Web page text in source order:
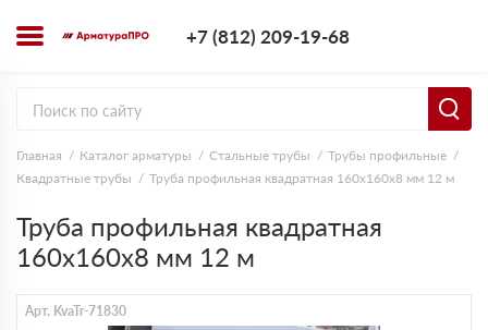
+7 (812) 209-19-68
Главная Каталог арматуры Стальные трубы
Трубы профильные
Квадратные трубы
Труба профильная квадратная 160х160х8 мм 12 м
Труба профильная квадратная
160х160х8 мм 12 м
Арт. KvaTr-71830